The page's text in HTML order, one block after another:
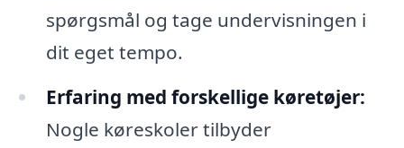
spørgsmål og tage undervisningen i
dit eget tempo.
Erfaring med forskellige køretøjer:
Nogle køreskoler tilbyder